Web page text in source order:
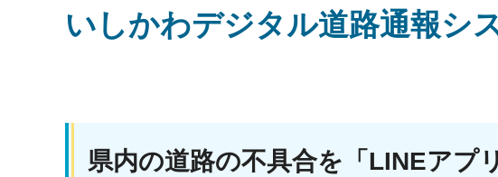
いしかわデジタル道路通報シ
県内の道路の不具合を「LINEアプ